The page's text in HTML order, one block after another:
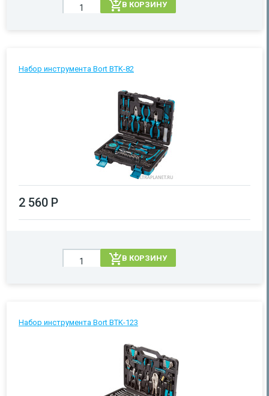
В КОРЗИНУ
Набор инструмента Bort BTK-82
2 560 Р
В КОРЗИНУ
Набор инструмента Bort BTK-123